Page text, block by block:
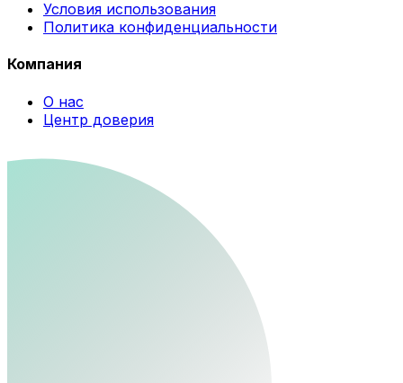
Условия использования
Политика конфиденциальности
Компания
О нас
Центр доверия